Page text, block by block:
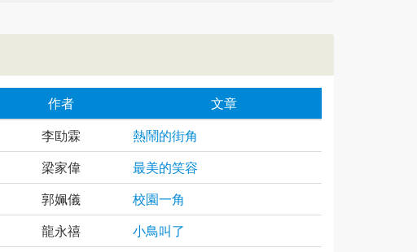
作者
文章
李劻霖
熱鬧的街角
梁家偉
最美的笑容
郭姵儀
校園一角
龍永禧 小鳥叫了